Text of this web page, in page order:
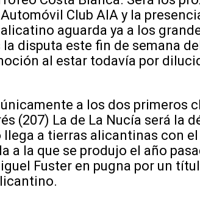
Club AIA y la
aguarda ya a los
disputa este fin de semana
al estar todavía por
a los dos primeros
(207) La de La Nucía será la
llega a tierras alicantinas con
a la que se produjo el año
Fuster en pugna por un